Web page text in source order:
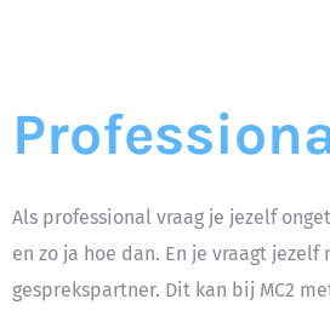
Als professional vraag je jezelf
en zo ja hoe dan. En je vraagt
gesprekspartner. Dit kan bij MC2